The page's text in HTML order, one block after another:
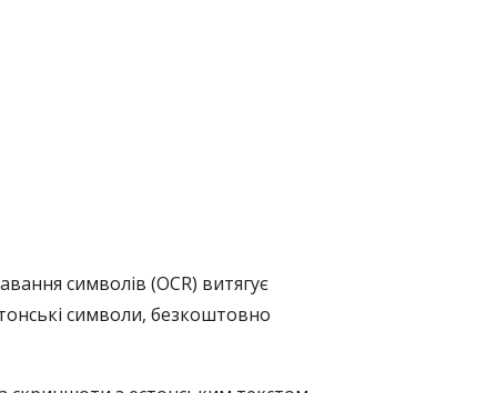
символів (OCR) витягує
символи, безкоштовно